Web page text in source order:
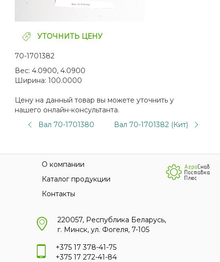
УТОЧНИТЬ ЦЕНУ
70-1701382
Вес: 4.0900, 4.0900
Ширина: 100.0000
Цену на данный товар вы можете уточнить у
нашего онлайн-консультанта.
Вал 70-1701380
Вал 70-1701382 (Кит)
О компании
Каталог продукции
Контакты
220057, Республика Беларусь,
г. Минск, ул. Фогеля, 7-105
+375 17 378-41-75
+375 17 272-41-84